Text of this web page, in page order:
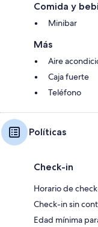
Comida y
Minibar
Más
Aire
Caja fuerte
Teléfono
Políticas
Check-in
Horario de
Check-in sin
Edad mínima